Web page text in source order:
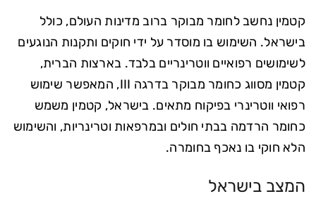
קטמין נחשב לחומר מבוקר ברוב מדינות העולם, כולל
בישראל. השימוש בו מוסדר על ידי חוקים ותקנות הנוגעים
לשימושים רפואיים ווטרינריים בלבד. בארצות הברית,
קטמין מסווג כחומר מבוקר בדרגה III, המאפשר שימוש
רפואי ווטרינרי בפיקוח מתאים. בישראל, קטמין משמש
כחומר הרדמה בבתי חולים ובמרפאות וטרינריות, והשימוש
הלא חוקי בו נאכף בחומרה.
המצב בישראל